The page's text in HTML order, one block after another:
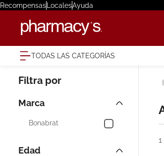
RecompensasLocalesAyuda
TODAS LAS CATEGORÍAS
Marca
Bonabrat
Edad
1